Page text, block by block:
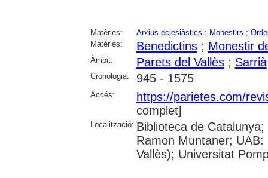
Matèries: Arxius eclesiàstics ; Monestirs ;
Matèries:
Benedictins; Monestir
Àmbit: Parets del Vallès; Sarrià
Cronologia: 945 - 1575
Accés:
https://parietes.com/
complet]
Localització: Biblioteca de
Ramon Muntaner; UAB:
Vallès); Universitat